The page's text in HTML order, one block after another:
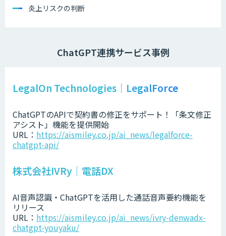
炎上リスクの判断
ChatGPT連携サービス事例
LegalOn Technologies｜LegalForce
ChatGPTのAPIで契約書の修正をサポート！「条文修正
アシスト」機能を提供開始
URL： https://aismiley.co.jp/ai_news/legalforce-
chatgpt-api/
株式会社IVRy｜電話DX
AI音声認識・ChatGPTを活用した通話音声要約機能を
リリース
URL： https://aismiley.co.jp/ai_news/ivry-denwadx-
chatgpt-youyaku/